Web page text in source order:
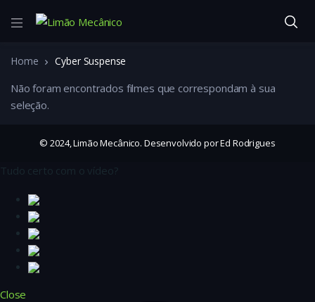
Home Cyber Suspense
Não foram encontrados filmes que correspondam à sua
seleção.
© 2024, Limão Mecânico. Desenvolvido por Ed Rodrigues
Tudo certo com o vídeo?
Close